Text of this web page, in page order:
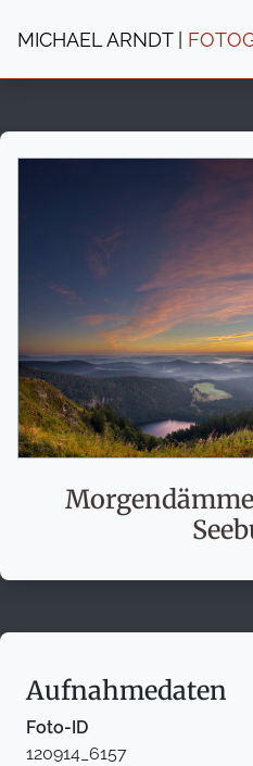
MICHAEL ARNDT |
Aufnahmedaten
Foto-ID
120914_6157